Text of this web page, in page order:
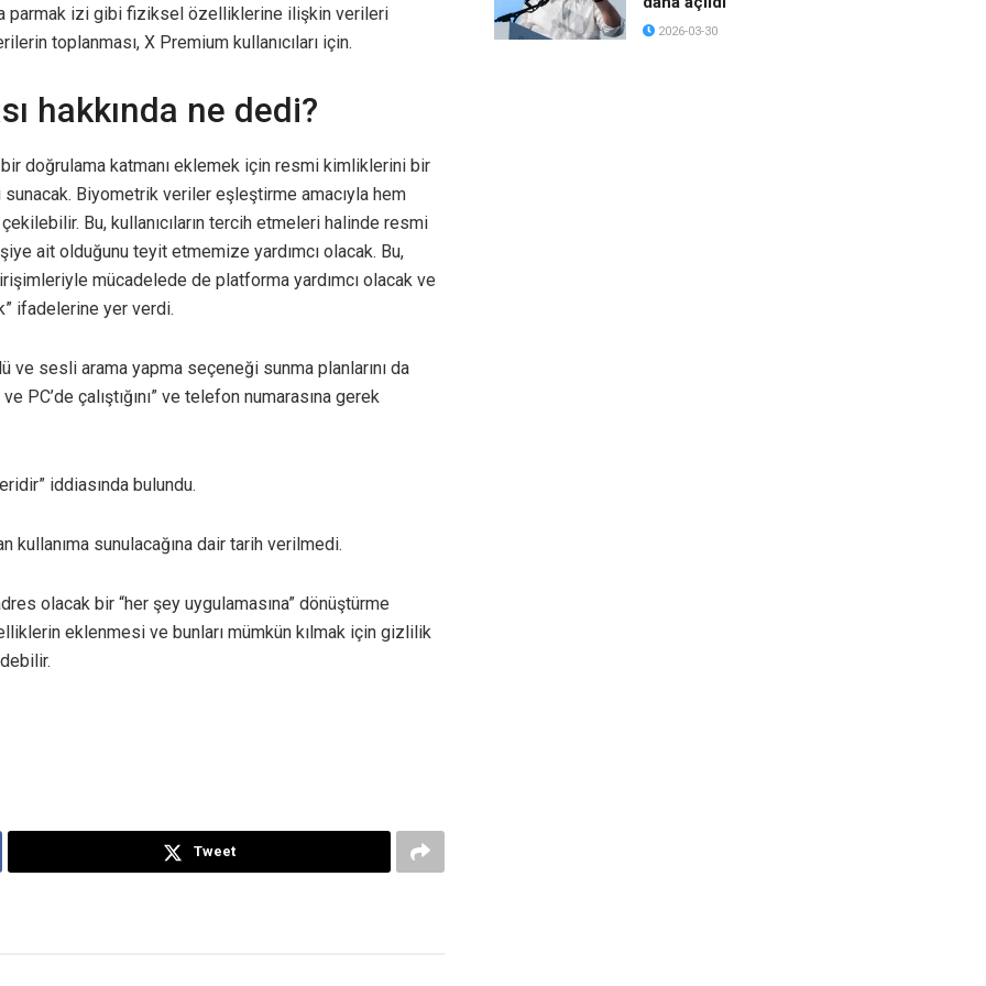
parmak izi gibi fiziksel özelliklerine ilişkin verileri
toplanması, X Premium kullanıcıları için.
hakkında ne dedi?
bir doğrulama katmanı eklemek için resmi kimliklerini bir
Biyometrik veriler eşleştirme amacıyla hem
Bu, kullanıcıların tercih etmeleri halinde resmi
ait olduğunu teyit etmemize yardımcı olacak. Bu,
mücadelede de platforma yardımcı olacak ve
ifadelerine yer verdi.
ve sesli arama yapma seçeneği sunma planlarını da
PC’de çalıştığını” ve telefon numarasına gerek
iddiasında bulundu.
kullanıma sunulacağına dair tarih verilmedi.
olacak bir “her şey uygulamasına” dönüştürme
eklenmesi ve bunları mümkün kılmak için gizlilik
Tweet
2026-03-30